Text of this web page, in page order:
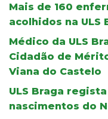
Mais de 160
acolhidos na ULS
Médico da ULS
Cidadão de
Viana do Castelo
ULS Braga
nascimentos do